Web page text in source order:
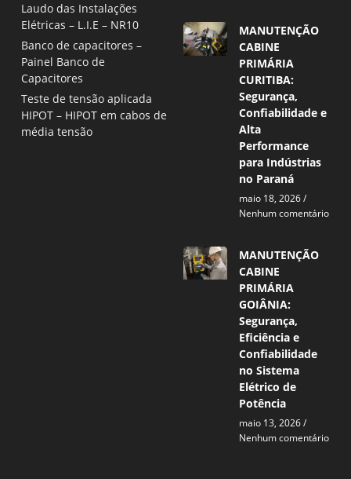
Laudo das Instalações
Elétricas – L.I.E – NR10
Banco de capacitores –
Painel Banco de
Capacitores
Teste de tensão aplicada
HIPOT – HIPOT em cabos de
média tensão
MANUTENÇÃO
CABINE
PRIMÁRIA
CURITIBA:
Segurança,
Confiabilidade e
Alta
Performance
para Indústrias
no Paraná
maio 18, 2026
Nenhum comentário
MANUTENÇÃO
CABINE
PRIMÁRIA
GOIÂNIA:
Segurança,
Eficiência e
Confiabilidade
no Sistema
Elétrico de
Potência
maio 13, 2026
Nenhum comentário